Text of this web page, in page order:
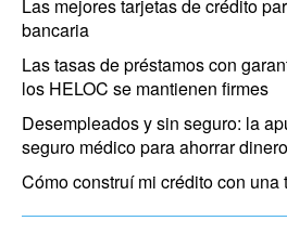
Las mejores tarjetas de crédito
bancaria
Las tasas de préstamos con
los HELOC se mantienen firmes
Desempleados y sin seguro: la
seguro médico para ahorrar dinero
Cómo construí mi crédito con una